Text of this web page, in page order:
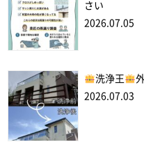
さい
2026.07.05
洗浄王
2026.07.03